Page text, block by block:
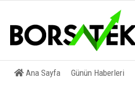
Ana Sayfa Günün Haberleri